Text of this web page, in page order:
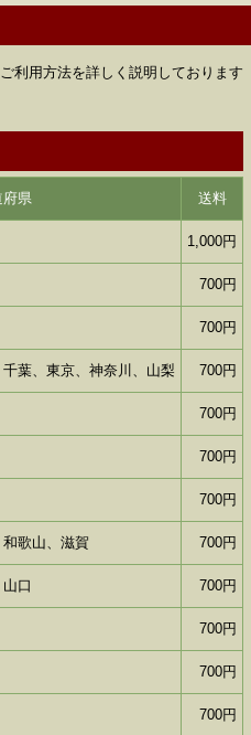
利用方法を詳しく説明しております
県 送料
1,000円
700円
700円
葉、東京、神奈川、山梨 700円
700円
700円
700円
歌山、滋賀 700円
口 700円
700円
700円
700円